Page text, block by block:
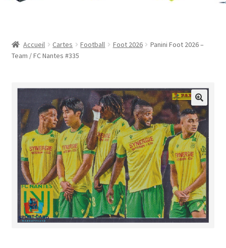
Mon compte
Panier
Validation de la commande
Accueil Cartes Football Foot 2026
Panini Foot 2026 –
Team / FC Nantes #335